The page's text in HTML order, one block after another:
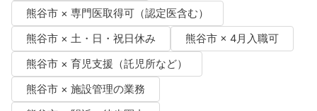
熊谷市 × 専門医取得可（認定医含む）
熊谷市 × 土・日・祝日休み
熊谷市 × 4月入職可
熊谷市 × 育児支援（託児所など）
熊谷市 × 施設管理の業務